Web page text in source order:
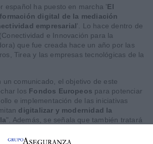
español ha puesto en marcha 'El
digital de la mediación
empresarial'. Lo hace dentro de
(Conectividad e Innovación para la
que fue creada hace un año por las
Tirea y las empresas tecnológicas de la
un comunicado, el objetivo de este
los Fondos Europeos para potenciar
e implementación de las iniciativas
digitalizar y modernidad la
". Además, se señala que también tratará
las entidades de seguros y los clientes, y